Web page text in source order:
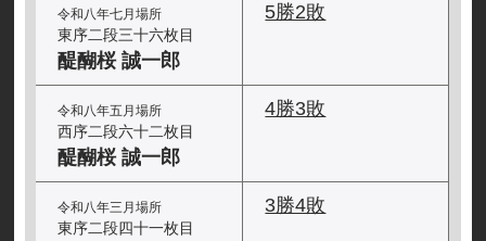
令和八年七月場所
東序二段三十六枚目
醍醐桜 誠一郎
5勝2敗
令和八年五月場所
西序二段六十二枚目
醍醐桜 誠一郎
4勝3敗
令和八年三月場所
東序二段四十一枚目
3勝4敗